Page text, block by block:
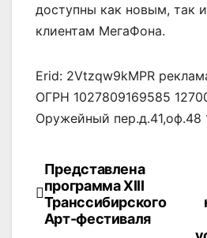
доступны как новым, так
клиентам МегаФона.
Erid: 2Vtzqw9kMPR
ОГРН 1027809169585
Оружейный пер.д.41,оф.48
Навигация
по
Представлена
программа XIII
Транссибирского
Арт-фестиваля